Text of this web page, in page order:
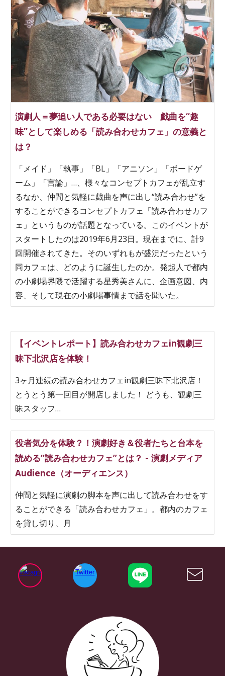
演劇人＝夢追い人である必要はない 戯曲を“趣
味”として楽しめる「読み合わせカフェ」の意義と
は？
「メイド」「執事」「BL」「アニソン」「ボードゲ
ーム」「言論」…、様々なコンセプトカフェが乱立す
るなか、仲間と気軽に戯曲を声に出し“読み合わせ”を
することができるコンセプトカフェ「読み合わせカフ
ェ」というものが話題となっている。このイベントが
スタートしたのは2019年6月23日。現在までに、計9
回開催されてきた。そのいずれもが盛況だったという
同カフェは、どのように誕生したのか。発起人で都内
の小劇場界隈で活躍する星秀美さんに、企画意図、内
容、そして現在の小劇場事情まで話を聞いた。
【イベントレポート】読み合わせカフェin観劇三
昧下北沢店を体験！
3ヶ月連続の読み合わせカフェin観劇三昧下北沢店！
とうとう第一回目が開店しました！ どうも、観劇三
昧スタッフ…
役者気分を体験？！演劇好き＆役者たちと台本を
読める“読み合わせカフェ”とは？ - 演劇メディア
Audience（オーディエンス）
仲間と気軽に演劇の脚本を声に出して読み合わせをす
ることができる「読み合わせカフェ」。都内のカフェ
を貸し切り、月